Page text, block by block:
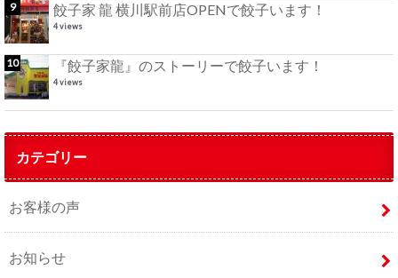
餃子家 龍 横川駅前店OPENで餃子います！
4 views
『餃子家龍』のストーリーで餃子います！
4 views
カテゴリー
お客様の声
お知らせ